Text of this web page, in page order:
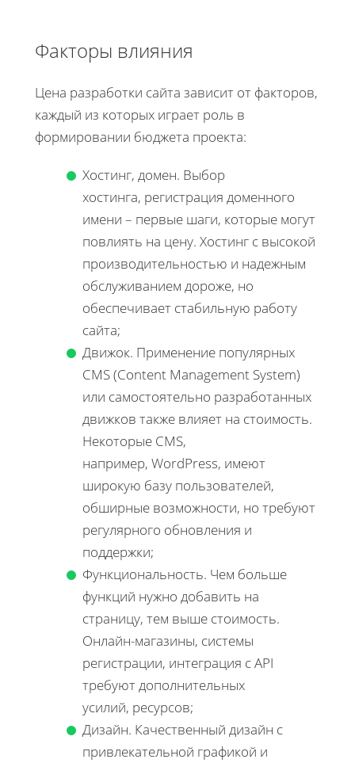
Факторы влияния
Цена разработки сайта зависит от факторов,
каждый из которых играет роль в
формировании бюджета проекта:
Хостинг, домен. Выбор
хостинга, регистрация доменного
имени – первые шаги, которые могут
повлиять на цену. Хостинг с высокой
производительностью и надежным
обслуживанием дороже, но
обеспечивает стабильную работу
сайта;
Движок. Применение популярных
CMS (Content Management System)
или самостоятельно разработанных
движков также влияет на стоимость.
Некоторые CMS,
например, WordPress, имеют
широкую базу пользователей,
обширные возможности, но требуют
регулярного обновления и
поддержки;
Функциональность. Чем больше
функций нужно добавить на
страницу, тем выше стоимость.
Онлайн-магазины, системы
регистрации, интеграция с API
требуют дополнительных
усилий, ресурсов;
Дизайн. Качественный дизайн с
привлекательной графикой и